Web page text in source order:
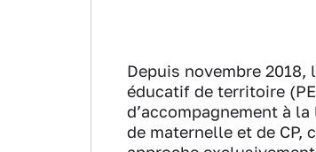
Depuis novembre 2018,
éducatif de territoire
d’accompagnement à
de maternelle et de CP,